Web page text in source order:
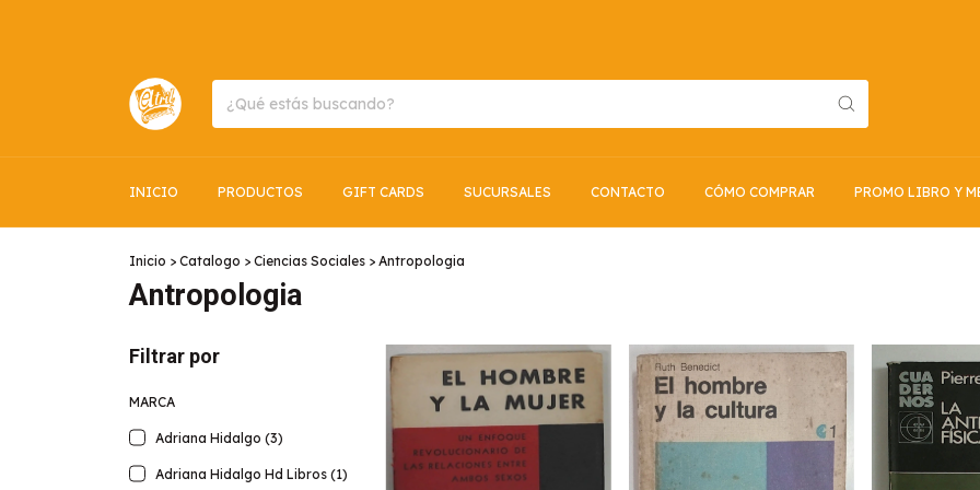
INICIO PRODUCTOS GIFT CARDS SUCURSALES CONTACTO CÓMO COMPRAR PROMO LIBRO Y
Inicio > Catalogo > Ciencias Sociales > Antropologia
Antropologia
Filtrar por
MARCA
Adriana Hidalgo (3)
Adriana Hidalgo Hd Libros (1)